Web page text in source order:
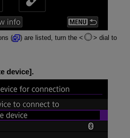
( ) are listed, turn the
dial to
device].